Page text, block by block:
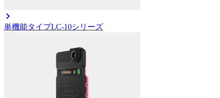
単機能タイプLC-10シリーズ